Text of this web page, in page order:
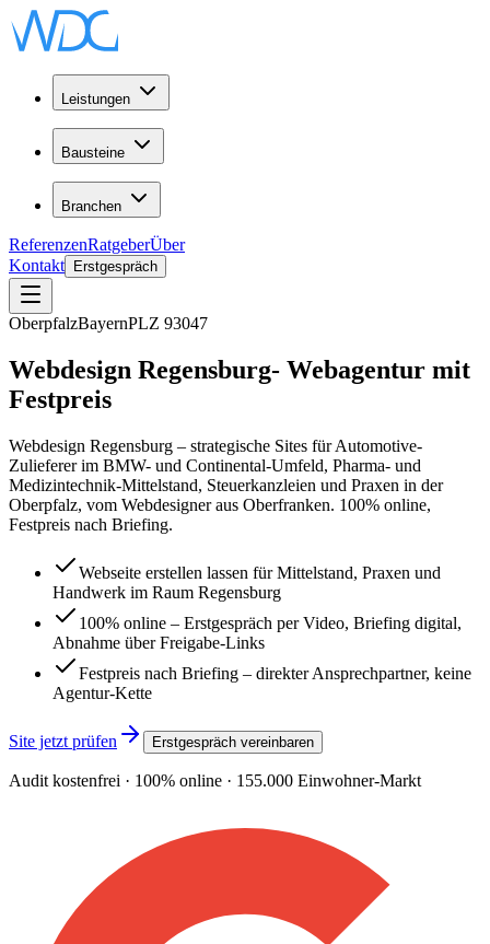
Leistungen
Bausteine
Branchen
ReferenzenRatgeberÜber
Kontakt
Erstgespräch
OberpfalzBayernPLZ 93047
Webdesign Regensburg- Webagentur mit
Festpreis
Webdesign Regensburg – strategische Sites für Automotive-
Zulieferer im BMW- und Continental-Umfeld, Pharma- und
Medizintechnik-Mittelstand, Steuerkanzleien und Praxen in der
Oberpfalz, vom Webdesigner aus Oberfranken. 100% online,
Festpreis nach Briefing.
Webseite erstellen lassen für Mittelstand, Praxen und
Handwerk im Raum Regensburg
100% online – Erstgespräch per Video, Briefing digital,
Abnahme über Freigabe-Links
Festpreis nach Briefing – direkter Ansprechpartner, keine
Agentur-Kette
Site jetzt prüfen Erstgespräch vereinbaren
Audit kostenfrei · 100% online · 155.000 Einwohner-Markt